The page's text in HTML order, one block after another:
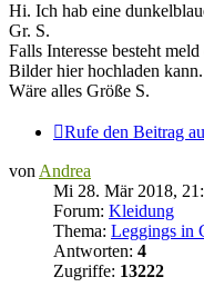
Hi. Ich hab eine
Gr. S.
Falls Interesse besteht
Bilder hier hochladen kann.
Wäre alles Größe S.
Rufe den Beitrag
von Andrea
Mi 28. Mär 2018,
Forum: Kleidung
Thema: Leggings in
Antworten: 4
Zugriffe: 13222